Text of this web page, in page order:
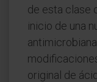
de esta clase
inicio de una
original de